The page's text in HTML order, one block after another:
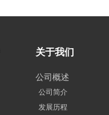
关于我们
公司概述
公司简介
发展历程